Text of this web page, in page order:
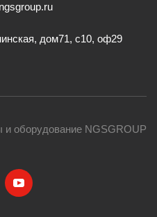
дом71, с10, оф29
оборудование NGSGROUP